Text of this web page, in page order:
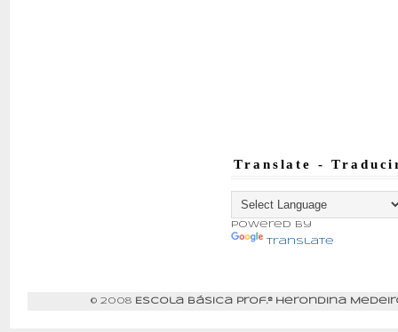
Translate -
Powered by
Translate
© 2008 Escola Básica Prof.ª Herondina